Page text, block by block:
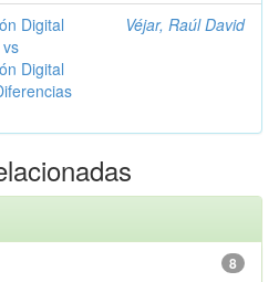
Digital
Digital
Véjar, Raúl David
8